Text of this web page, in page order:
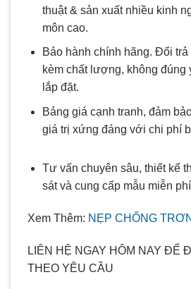
thuật & sản xuất nhiều kinh
môn cao.
Bảo hành chính hãng. Đổi
kèm chất lượng, không đúng
lắp đặt.
Bảng giá cạnh tranh, đảm
giá trị xứng đáng với chi phí
Tư vấn chuyên sâu, thiết kế
sát và cung cấp mẫu miễn
Xem Thêm: NẸP CHỐNG
LIÊN HỆ NGAY HÔM NAY ĐỂ
THEO YÊU CẦU